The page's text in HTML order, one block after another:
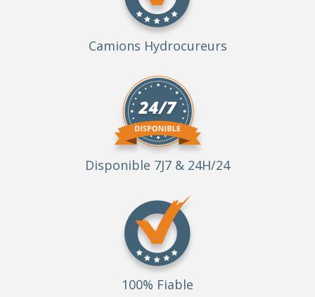
Camions Hydrocureurs
Disponible 7J7 & 24H/24
100% Fiable